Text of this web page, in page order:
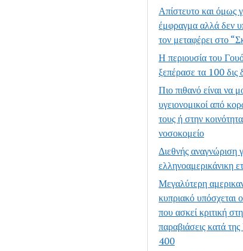
Απίστευτο και όμως
έμφραγμα αλλά δεν
τον μεταφέρει στο
Η περιουσία του
ξεπέρασε τα 100 δις
Πιο πιθανό είναι να
υγειονομικοί από
τους ή στην
νοσοκομείο
Διεθνής αναγνώριση
ελληνοαμερικάνικη
Μεγαλύτερη
κυπριακό υπόσχεται
που ασκεί κριτική
παραβιάσεις κατά
400